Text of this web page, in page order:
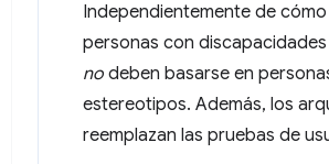
Independientemente de
personas con
no deben basarse en
estereotipos. Además, los
reemplazan las pruebas de